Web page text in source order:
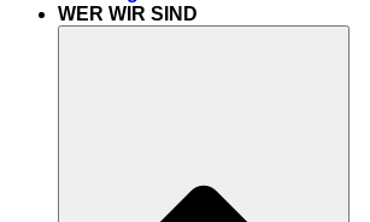
WER WIR SIND